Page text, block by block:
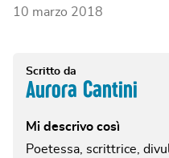
10 marzo 2018
Scritto da
Aurora Cantini
Mi descrivo così
Poetessa, scrittrice,